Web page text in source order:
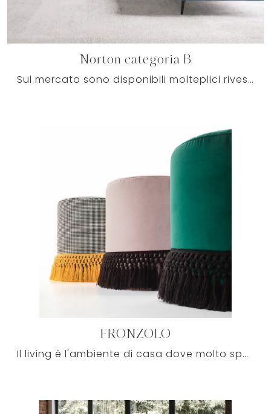
Norton categoria B
Sul mercato sono disponibili molteplici rivestimenti attuali per i tuoi Salotti moderni, in modo che i modelli di divani possano sempre abbinarsi al ...
FRONZOLO
Il living è l'ambiente di casa dove molto spesso accoglierai amici e parenti per serate in compagnia, perciò occorre che sia sempre accogliente, ...